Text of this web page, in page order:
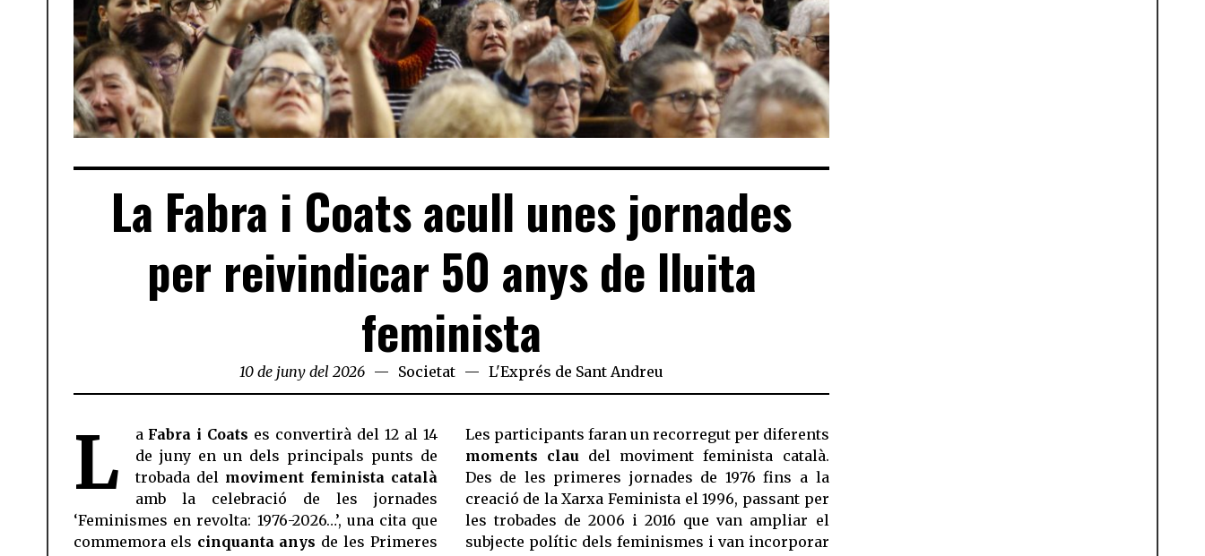
La Fabra i Coats acull unes jornades
per reivindicar 50 anys de lluita
feminista
10 de juny del 2026 Societat L'Exprés de Sant Andreu
L a Fabra i Coats es convertirà del 12 al 14
de juny en un dels principals punts de
trobada del moviment feminista català
amb la celebració de les jornades
‘Feminismes en revolta: 1976-2026…’, una cita que
commemora els cinquanta anys de les Primeres
Les participants faran un recorregut per diferents
moments claudel moviment feminista català.
Des de les primeres jornades de 1976 fins a la
creació de la Xarxa Feminista el 1996, passant per
les trobades de 2006 i 2016 que van ampliar el
subjecte polític dels feminismes i van incorporar